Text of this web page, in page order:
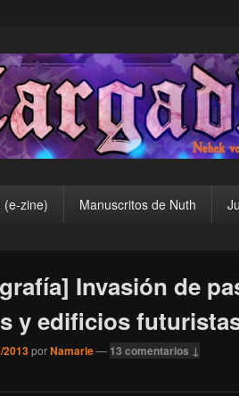
(e-zine) Manuscritos de Nuth
Invasión de
y edificios
2013porNamarie— 13 comentarios ↓